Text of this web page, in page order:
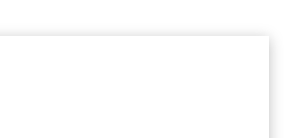
verfügbar.)
ist zurzeit nicht verfügbar.)